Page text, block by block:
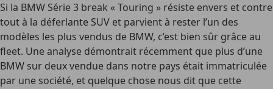
Si la BMW Série 3 break « Touring » résiste envers et contre
tout à la déferlante SUV et parvient à rester l’un des
modèles les plus vendus de BMW, c’est bien sûr grâce au
fleet. Une analyse démontrait récemment que plus d’une
BMW sur deux vendue dans notre pays était immatriculée
par une société, et quelque chose nous dit que cette